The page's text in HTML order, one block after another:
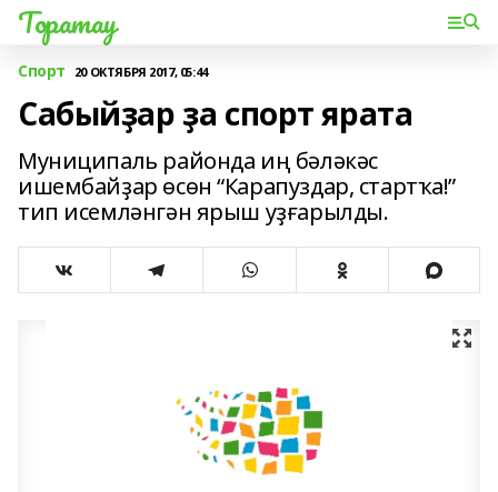
Торатау
Спорт 20 ОКТЯБРЯ 2017, 05:44
Сабыйҙар ҙа спорт ярата
Муниципаль районда иң бәләкәс
ишембайҙар өсөн “Карапуздар, стартҡа!”
тип исемләнгән ярыш уҙғарылды.